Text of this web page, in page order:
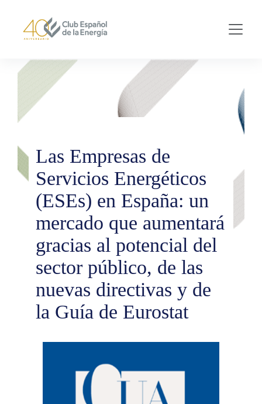
Las Empresas de
Servicios Energéticos
(ESEs) en España: un
mercado que aumentará
gracias al potencial del
sector público, de las
nuevas directivas y de
la Guía de Eurostat